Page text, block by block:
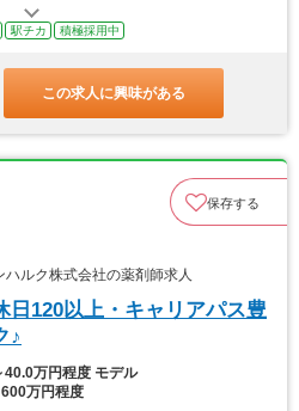
駅チカ 積極採用中
この求人に興味がある
保存する
ルク株式会社の薬剤師求人
日120以上・キャリアパス豊
♪
40.0万円程度 モデル
600万円程度